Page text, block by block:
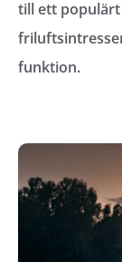
till ett
funktion.